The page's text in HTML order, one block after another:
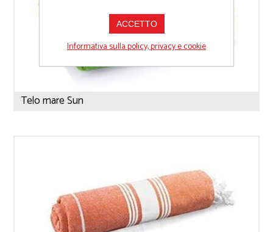
Telo mare Sun
ACCETTO
Informativa sulla policy, privacy e cookie